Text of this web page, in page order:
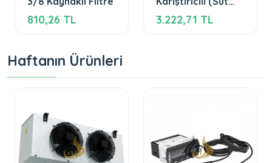
810,26 TL
Tankı İçin) Dijital
Termostat
3.222,71 TL
Haftanın Ürünleri